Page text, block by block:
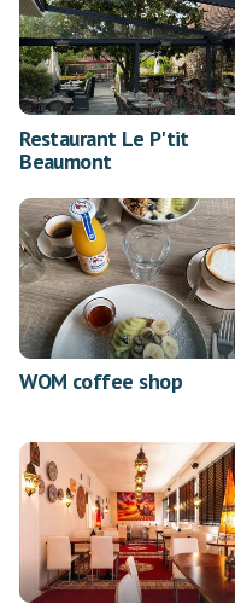
Restaurant Le P'tit
Beaumont
WOM coffee shop